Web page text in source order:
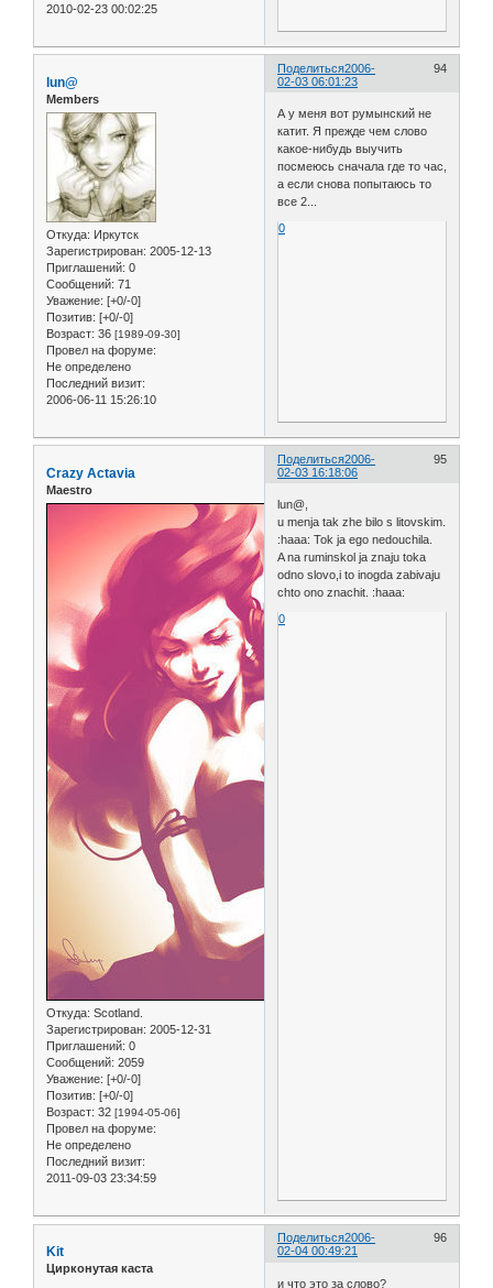
2010-02-23 00:02:25
Поделиться 94
2006-
02-03 06:01:23
lun@
Members
Откуда: Иркутск
Зарегистрирован: 2005-12-13
Приглашений: 0
Сообщений: 71
Уважение: [+0/-0]
Позитив: [+0/-0]
Возраст: 36 [1989-09-30]
Провел на форуме:
Не определено
Последний визит:
2006-06-11 15:26:10
А у меня вот румынский не
катит. Я прежде чем слово
какое-нибудь выучить
посмеюсь сначала где то час,
а если снова попытаюсь то
все 2...
0
Поделиться 95
2006-
02-03 16:18:06
Crazy Actavia
Maestro
Откуда: Scotland.
Зарегистрирован: 2005-12-31
Приглашений: 0
Сообщений: 2059
Уважение: [+0/-0]
Позитив: [+0/-0]
Возраст: 32 [1994-05-06]
Провел на форуме:
Не определено
Последний визит:
2011-09-03 23:34:59
lun@,
u menja tak zhe bilo s litovskim.
:haaa: Tok ja ego nedouchila.
A na ruminskol ja znaju toka
odno slovo,i to inogda zabivaju
chto ono znachit. :haaa:
0
Поделиться 96
2006-
02-04 00:49:21
Kit
Цирконутая каста
и что это за слово?